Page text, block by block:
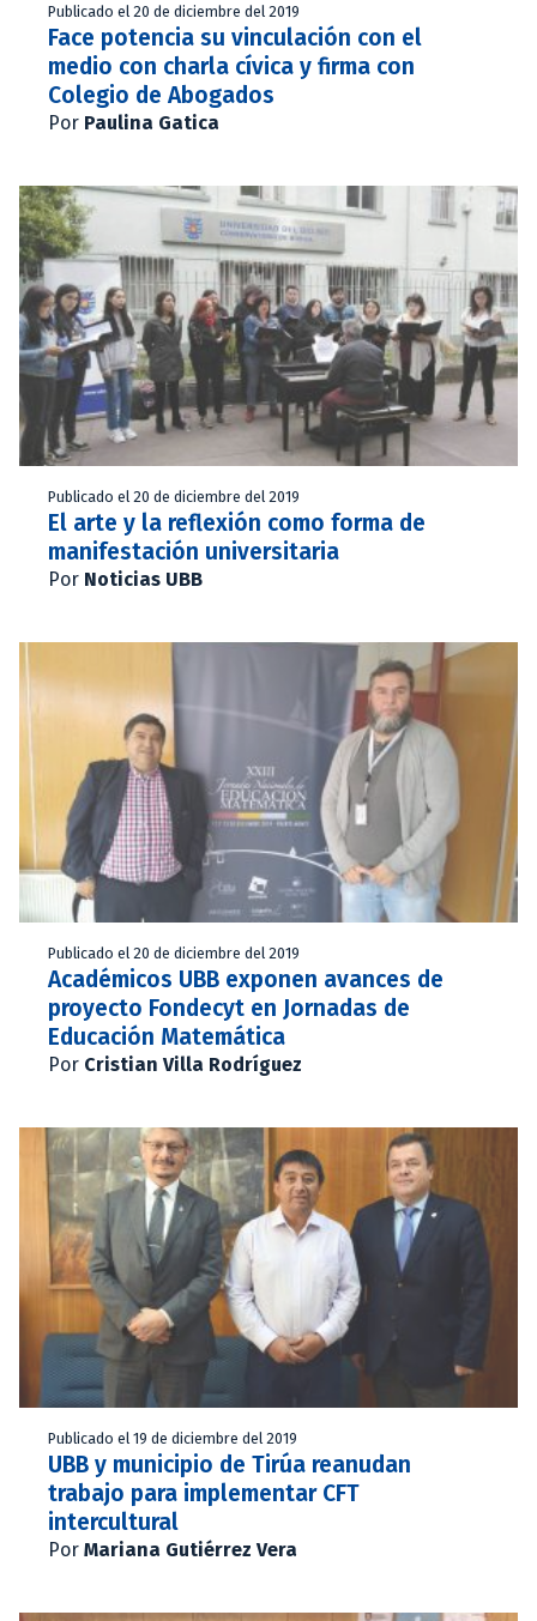
Publicado el 20 de diciembre del 2019
Face potencia su vinculación con el
medio con charla cívica y firma con
Colegio de Abogados
Por Paulina Gatica
Publicado el 20 de diciembre del 2019
El arte y la reflexión como forma de
manifestación universitaria
Por Noticias UBB
Publicado el 20 de diciembre del 2019
Académicos UBB exponen avances de
proyecto Fondecyt en Jornadas de
Educación Matemática
Por Cristian Villa Rodríguez
Publicado el 19 de diciembre del 2019
UBB y municipio de Tirúa reanudan
trabajo para implementar CFT
intercultural
Por Mariana Gutiérrez Vera